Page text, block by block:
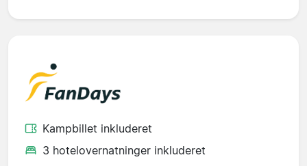
Kampbillet inkluderet
3 hotelovernatninger inkluderet